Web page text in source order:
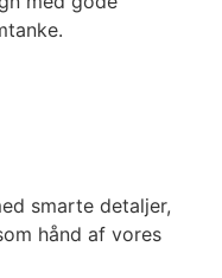
smarte detaljer,
hånd af vores